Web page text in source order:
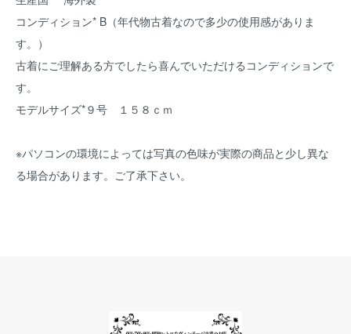
コンディション* B（年代物古着なので多少の使用感がありま
す。）
古着にご理解ある方でしたら喜んでいただけるコンディションで
す。
モデルサイズ*９号 １５８ｃｍ
※パソコンの環境によっては写真の色味が実際の商品と少し異な
る場合があります。ご了承下さい。